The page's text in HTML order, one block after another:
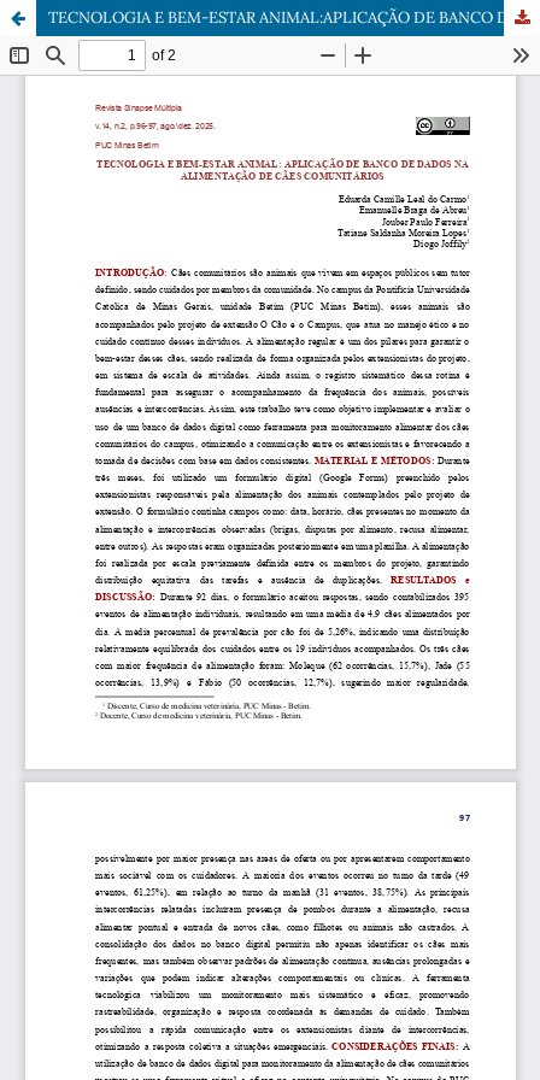
TECNOLOGIA E BEM-ESTAR ANIMAL:APLICAÇÃO DE BANCO DE DADOS NA ALIMENTAÇÃO DE CÃESCOMUNITÁRIOS